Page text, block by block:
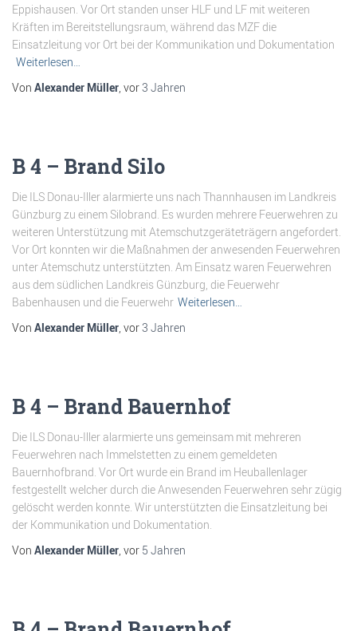
Eppishausen. Vor Ort standen unser HLF und LF mit weiteren
Kräften im Bereitstellungsraum, während das MZF die
Einsatzleitung vor Ort bei der Kommunikation und Dokumentation
Weiterlesen…
Von Alexander Müller , vor3 Jahren
B 4 – Brand Silo
Die ILS Donau-Iller alarmierte uns nach Thannhausen im Landkreis
Günzburg zu einem Silobrand. Es wurden mehrere Feuerwehren zu
weiteren Unterstützung mit Atemschutzgeräteträgern angefordert.
Vor Ort konnten wir die Maßnahmen der anwesenden Feuerwehren
unter Atemschutz unterstützten. Am Einsatz waren Feuerwehren
aus dem südlichen Landkreis Günzburg, die Feuerwehr
Babenhausen und die Feuerwehr Weiterlesen…
Von Alexander Müller , vor3 Jahren
B 4 – Brand Bauernhof
Die ILS Donau-Iller alarmierte uns gemeinsam mit mehreren
Feuerwehren nach Immelstetten zu einem gemeldeten
Bauernhofbrand. Vor Ort wurde ein Brand im Heuballenlager
festgestellt welcher durch die Anwesenden Feuerwehren sehr zügig
gelöscht werden konnte. Wir unterstützten die Einsatzleitung bei
der Kommunikation und Dokumentation.
Von Alexander Müller , vor 5 Jahren